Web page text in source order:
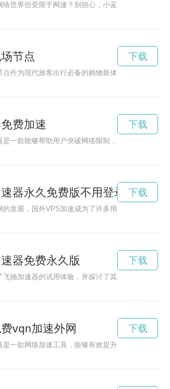
络世界但受限于网速？别担心，小蓝鸟免费加速器
节点
点作为现代旅客出行必备的购物新体验，提供了便
下载
费加速
是一款能够帮助用户突破网络限制，快速畅游互联
下载
器永久免费版不用登录
的发展，国外VPS加速成为了许多用户解决网络速
下载
器免费永久版
飞驰加速器的试用体验，并探讨了其在短时间内带来
下载
vqn加速外网
是一款网络加速工具，能够有效提升网络速度，让
下载